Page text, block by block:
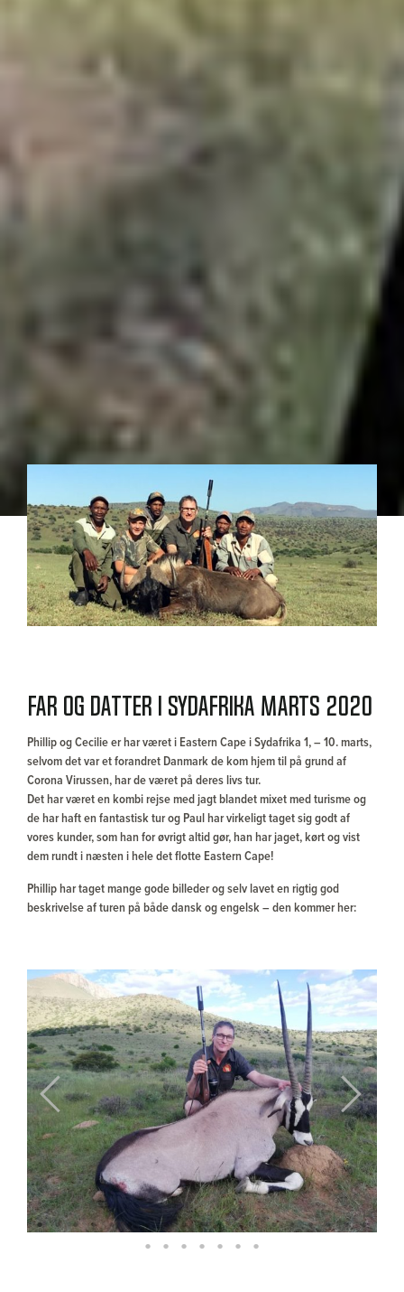
Far og datter i Sydafrika marts 2020
Phillip og Cecilie er har været i Eastern Cape i Sydafrika 1, – 10. marts,
selvom det var et forandret Danmark de kom hjem til på grund af
Corona Virussen, har de været på deres livs tur.
Det har været en kombi rejse med jagt blandet mixet med turisme og
de har haft en fantastisk tur og Paul har virkeligt taget sig godt af
vores kunder, som han for øvrigt altid gør, han har jaget, kørt og vist
dem rundt i næsten i hele det flotte Eastern Cape!
Phillip har taget mange gode billeder og selv lavet en rigtig god
beskrivelse af turen på både dansk og engelsk – den kommer her:
Previous Next